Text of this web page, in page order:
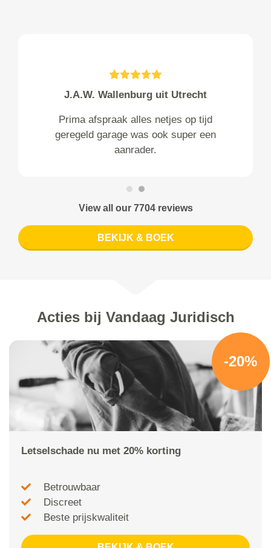
J.A.W. Wallenburg uit Utrecht
Prima afspraak alles netjes op tijd
geregeld garage was ook super een
aanrader.
View all our 7704 reviews
BEKIJK & BOEK
Acties bij Vandaag Juridisch
-20%
Letselschade nu met 20% korting
Betrouwbaar
Discreet
Beste prijskwaliteit